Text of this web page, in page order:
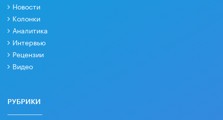
Новости
Колонки
Аналитика
Интервью
Рецензии
Видео
РУБРИКИ